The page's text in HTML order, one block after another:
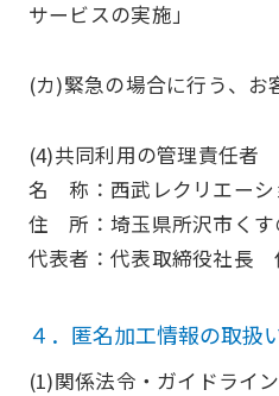
サービスの実施」
(カ)緊急の場合に行う、お
(4)共同利用の管理責任者
名 称：西武レクリエーシ
住 所：埼玉県所沢市くす
代表者：代表取締役社
４．匿名加工情報の取扱
(1)関係法令・ガイドライ